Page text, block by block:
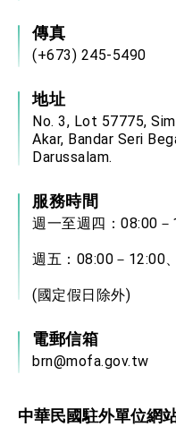
傳真
(+673) 245-5490
地址
No. 3, Lot 57775,
Akar, Bandar Seri
Darussalam.
服務時間
週一至週四：08:00
週五：08:00－12:00
(國定假日除外)
電郵信箱
brn@mofa.gov.tw
中華民國駐外單位網